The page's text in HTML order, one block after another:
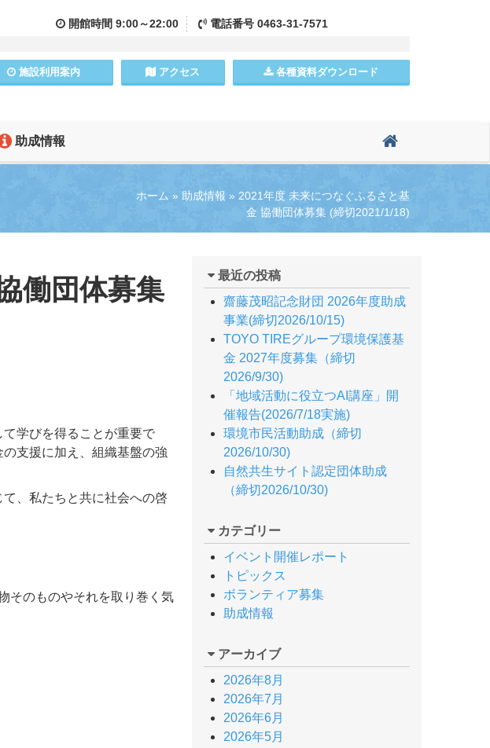
開館時間 9:00～22:00 電話番号0463-31-7571
施設利用案内 アクセス 各種資料ダウンロード
助成情報
ホーム » 助成情報 » 2021年度 未来につなぐふるさと基
金 協働団体募集 (締切2021/1/18)
働団体募集
学びを得ることが重要で
支援に加え、組織基盤の強
、私たちと共に社会への啓
そのものやそれを取り巻く気
最近の投稿
齋藤茂昭記念財団 2026年度助成
事業(締切2026/10/15)
TOYO TIREグループ環境保護基
金 2027年度募集（締切
2026/9/30)
「地域活動に役立つAI講座」開
催報告(2026/7/18実施)
環境市民活動助成（締切
2026/10/30)
自然共生サイト認定団体助成
（締切2026/10/30)
カテゴリー
イベント開催レポート
トピックス
ボランティア募集
助成情報
アーカイブ
2026年8月
2026年7月
2026年6月
2026年5月